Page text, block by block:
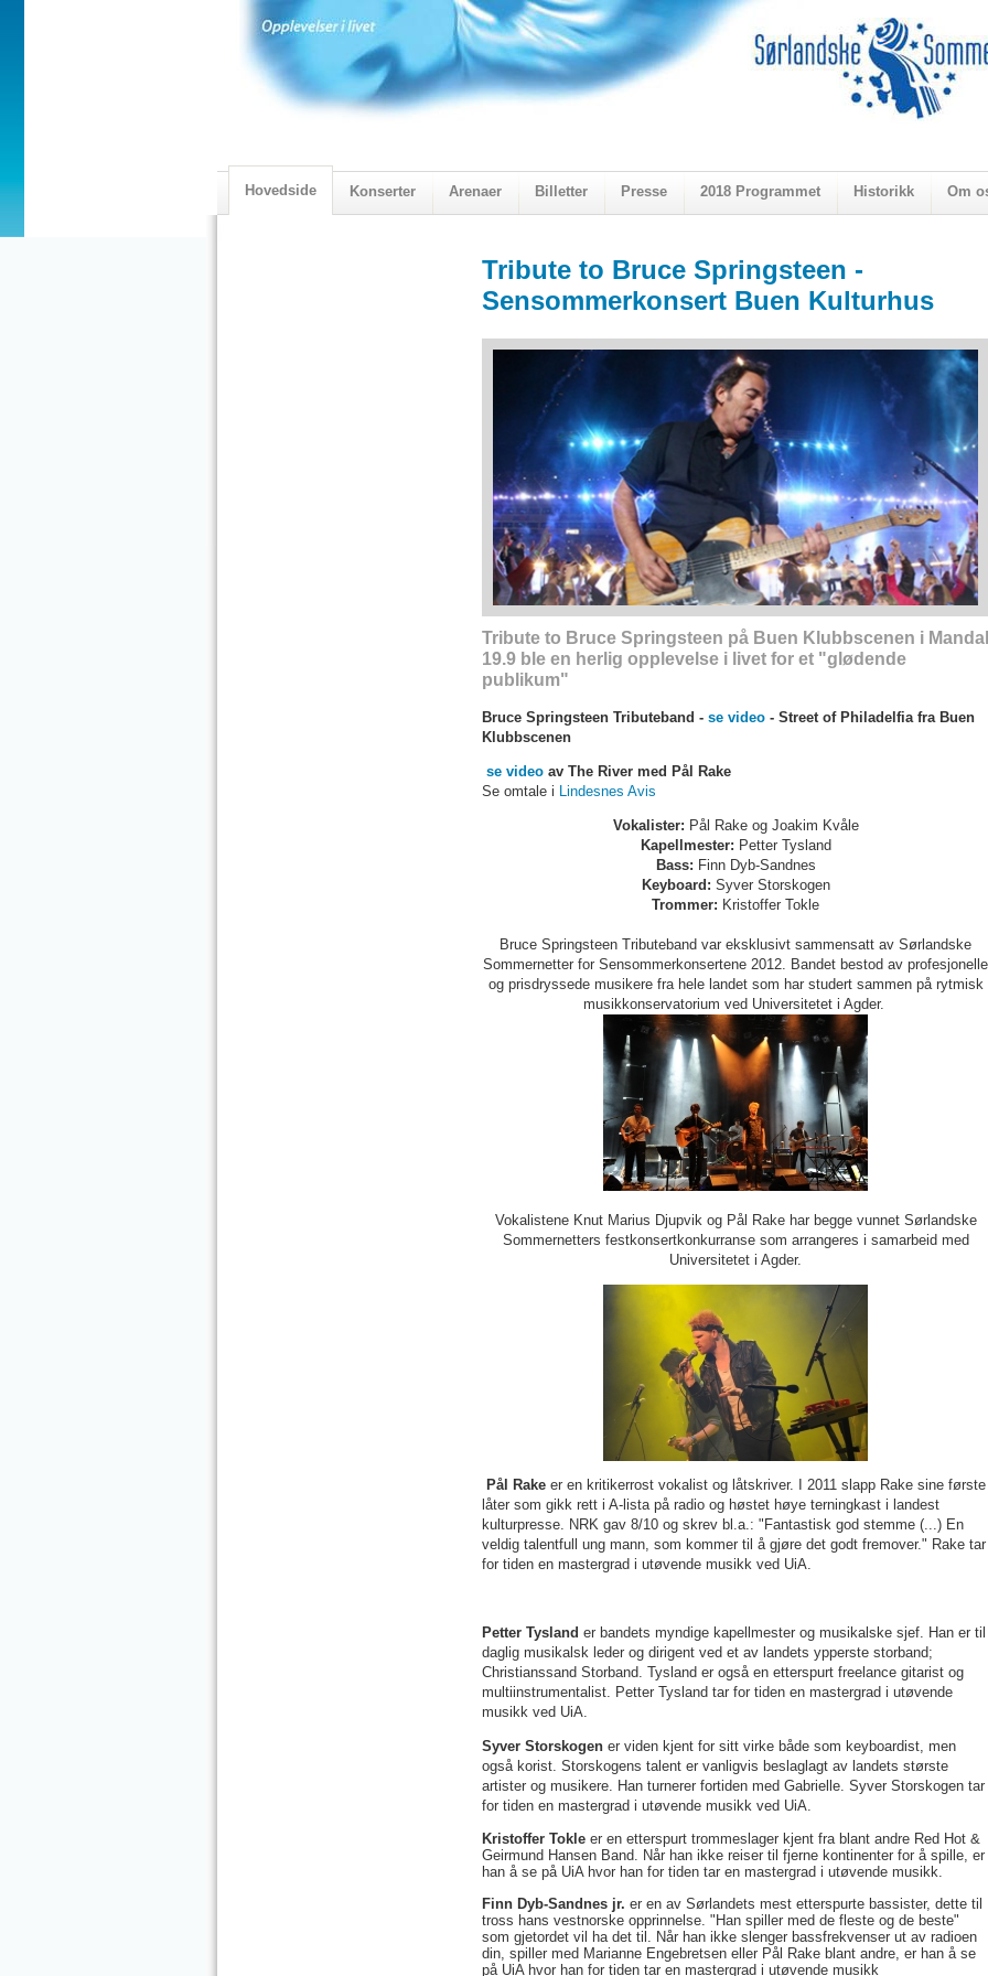
Hovedside Konserter Arenaer Billetter Presse 2018 Programmet Historikk Om
Tribute to Bruce Springsteen -
Sensommerkonsert Buen Kulturhus
Tribute to Bruce Springsteen på Buen Klubbscenen i Mandal
19.9 ble en herlig opplevelse i livet for et "glødende
publikum"
Bruce Springsteen Tributeband - se video - Street of Philadelfia fra Buen
Klubbscenen
se video av The River med Pål Rake
Se omtale i Lindesnes Avis
Vokalister: Pål Rake og Joakim Kvåle
Kapellmester: Petter Tysland
Bass: Finn Dyb-Sandnes
Keyboard: Syver Storskogen
Trommer: Kristoffer Tokle
Bruce Springsteen Tributeband var eksklusivt sammensatt av Sørlandske
Sommernetter for Sensommerkonsertene 2012. Bandet bestod av profesjonelle
og prisdryssede musikere fra hele landet som har studert sammen på rytmisk
musikkonservatorium ved Universitetet i Agder.
Vokalistene Knut Marius Djupvik og Pål Rake har begge vunnet Sørlandske
Sommernetters festkonsertkonkurranse som arrangeres i samarbeid med
Universitetet i Agder.
Pål Rake er en kritikerrost vokalist og låtskriver. I 2011 slapp Rake sine første
låter som gikk rett i A-lista på radio og høstet høye terningkast i landest
kulturpresse. NRK gav 8/10 og skrev bl.a.: "Fantastisk god stemme (...) En
veldig talentfull ung mann, som kommer til å gjøre det godt fremover." Rake tar
for tiden en mastergrad i utøvende musikk ved UiA.
Petter Tysland er bandets myndige kapellmester og musikalske sjef. Han er til
daglig musikalsk leder og dirigent ved et av landets ypperste storband;
Christianssand Storband. Tysland er også en etterspurt freelance gitarist og
multiinstrumentalist. Petter Tysland tar for tiden en mastergrad i utøvende
musikk ved UiA.
Syver Storskogen er viden kjent for sitt virke både som keyboardist, men
også korist. Storskogens talent er vanligvis beslaglagt av landets største
artister og musikere. Han turnerer fortiden med Gabrielle. Syver Storskogen tar
for tiden en mastergrad i utøvende musikk ved UiA.
Kristoffer Tokle er en etterspurt trommeslager kjent fra blant andre Red Hot &
Geirmund Hansen Band. Når han ikke reiser til fjerne kontinenter for å spille, er
han å se på UiA hvor han for tiden tar en mastergrad i utøvende musikk.
Finn Dyb-Sandnes jr. er en av Sørlandets mest etterspurte bassister, dette til
tross hans vestnorske opprinnelse. "Han spiller med de fleste og de beste"
som gjetordet vil ha det til. Når han ikke slenger bassfrekvenser ut av radioen
din, spiller med Marianne Engebretsen eller Pål Rake blant andre, er han å se
på UiA hvor han for tiden tar en mastergrad i utøvende musikk